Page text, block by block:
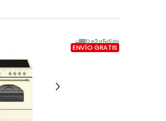
De2a5días
ENVÍO GRATIS